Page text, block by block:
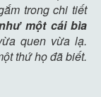
trong chi tiết
một cái bìa
quen vừa lạ.
thứ họ đã biết.